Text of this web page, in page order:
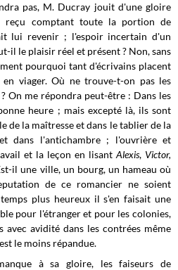
pas, M. Ducray jouit d'une gloire
reçu comptant toute la portion de
lui revenir ; l'espoir incertain d'un
il le plaisir réel et présent ? Non, sans
pourquoi tant d'écrivains placent
viager. Où ne trouve-t-on pas les
On me répondra peut-être : Dans les
heure ; mais excepté là, ils sont
de la maîtresse et dans le tablier de la
dans l'antichambre ; l'ouvrière et
et la leçon en lisant Alexis, Victor,
il une ville, un bourg, un hameau où
de ce romancier ne soient
plus heureux il s'en faisait une
pour l'étranger et pour les colonies,
avec avidité dans les contrées même
le moins répandue.
à sa gloire, les faiseurs de